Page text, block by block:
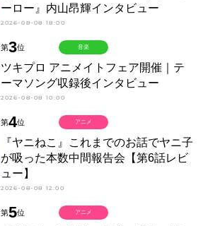
ーロー』内山昂輝インタビュー
2026-08-08 18:00
第3位
ツキプロ アニメイトフェア開催｜テ
ーマソング収録後インタビュー
2026-08-08 10:00
音楽
第4位
『ヤニねこ』これまでのお話でヤニ子
が吸った本数中間報告会【第6話レビ
ュー】
2026-08-08 12:00
アニメ
第5位 アニメ